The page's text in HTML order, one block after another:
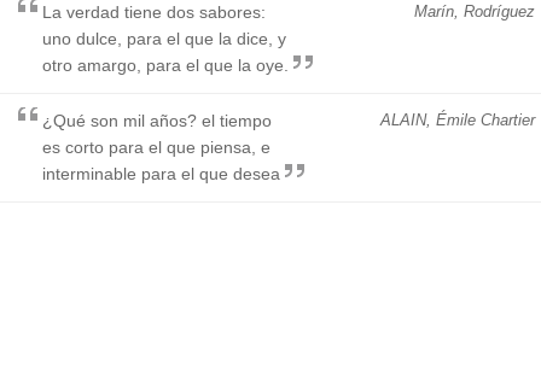
Marín, Rodríguez
La verdad tiene dos sabores:
uno dulce, para el que la dice, y
otro amargo, para el que la oye.
ALAIN, Émile Chartier
¿Qué son mil años? el tiempo
es corto para el que piensa, e
interminable para el que desea